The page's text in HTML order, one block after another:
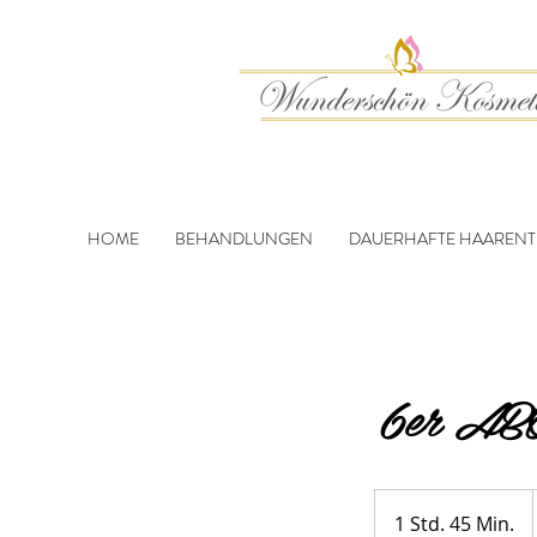
HOME BEHANDLUNGEN DAUERHAFTE
6er
1 Std. 45 Min.